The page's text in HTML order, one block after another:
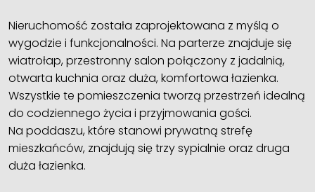
Nieruchomość została zaprojektowana z myślą o
wygodzie i funkcjonalności. Na parterze znajduje się
wiatrołap, przestronny salon połączony z jadalnią,
otwarta kuchnia oraz duża, komfortowa łazienka.
Wszystkie te pomieszczenia tworzą przestrzeń idealną
do codziennego życia i przyjmowania gości.
Na poddaszu, które stanowi prywatną strefę
mieszkańców, znajdują się trzy sypialnie oraz druga
duża łazienka.